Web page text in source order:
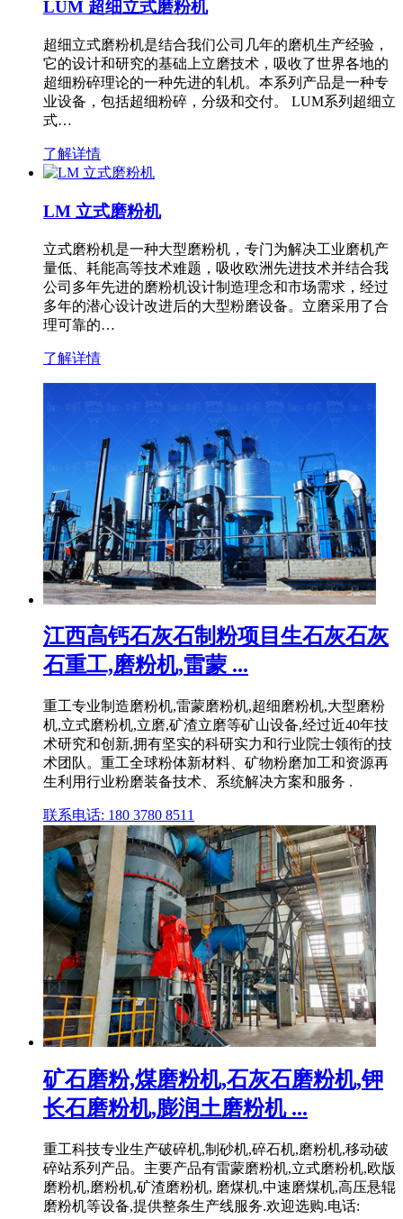
LUM 超细立式磨粉机
超细立式磨粉机是结合我们公司几年的磨机生产经验，
它的设计和研究的基础上立磨技术，吸收了世界各地的
超细粉碎理论的一种先进的轧机。本系列产品是一种专
业设备，包括超细粉碎，分级和交付。 LUM系列超细立
式…
了解详情
LM 立式磨粉机
立式磨粉机是一种大型磨粉机，专门为解决工业磨机产
量低、耗能高等技术难题，吸收欧洲先进技术并结合我
公司多年先进的磨粉机设计制造理念和市场需求，经过
多年的潜心设计改进后的大型粉磨设备。立磨采用了合
理可靠的…
了解详情
江西高钙石灰石制粉项目生石灰石灰
石重工,磨粉机,雷蒙 ...
重工专业制造磨粉机,雷蒙磨粉机,超细磨粉机,大型磨粉
机,立式磨粉机,立磨,矿渣立磨等矿山设备,经过近40年技
术研究和创新,拥有坚实的科研实力和行业院士领衔的技
术团队。重工全球粉体新材料、矿物粉磨加工和资源再
生利用行业粉磨装备技术、系统解决方案和服务 .
联系电话: 180 3780 8511
矿石磨粉,煤磨粉机,石灰石磨粉机,钾
长石磨粉机,膨润土磨粉机 ...
重工科技专业生产破碎机,制砂机,碎石机,磨粉机,移动破
碎站系列产品。主要产品有雷蒙磨粉机,立式磨粉机,欧版
磨粉机,磨粉机,矿渣磨粉机, 磨煤机,中速磨煤机,高压悬辊
磨粉机等设备,提供整条生产线服务.欢迎选购.电话: